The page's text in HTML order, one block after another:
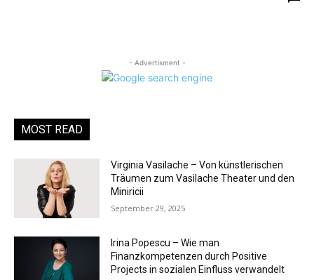
- Advertisment -
MOST READ
Virginia Vasilache – Von künstlerischen
Träumen zum Vasilache Theater und den
Miniricii
September 29, 2025
Irina Popescu – Wie man
Finanzkompetenzen durch Positive
Projects in sozialen Einfluss verwandelt